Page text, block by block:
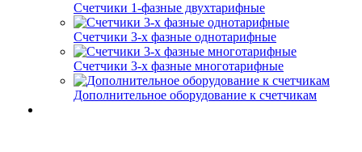
Счетчики 1-фазные двухтарифные
Счетчики 3-х фазные однотарифные
Счетчики 3-х фазные многотарифные
Дополнительное оборудование к счетчикам